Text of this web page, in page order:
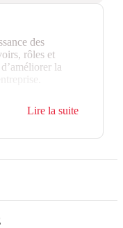
des
rôles et
la
travail ont
du dialogue
Lire la suite